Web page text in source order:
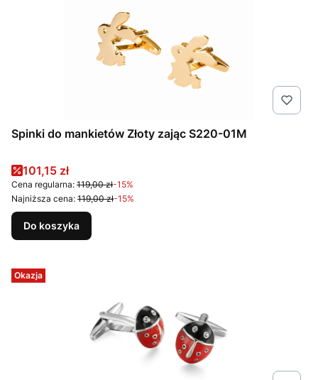
Spinki do mankietów Złoty zając S220-01M
Cena promocyjna
101,15 zł
Cena regularna: 119,00 zł-15%
Najniższa cena: 119,00 zł-15%
Do koszyka
Okazja